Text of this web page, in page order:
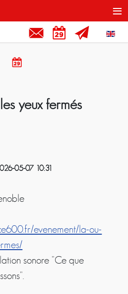
Contact et Liens
Rendez-vous
yeux fermés
05-07 10:31
evenement/la-ou-
sonore "Ce que
≡